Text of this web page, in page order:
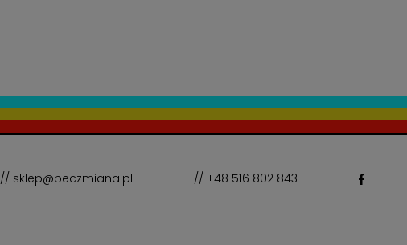
// sklep@beczmiana.pl // +48 516 802 843